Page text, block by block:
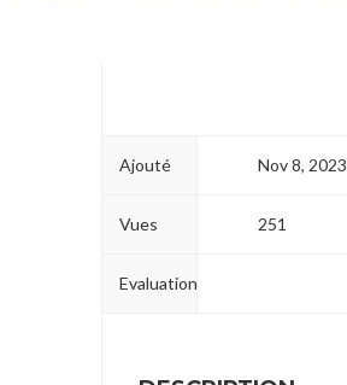
Ajouté Nov 8, 2023
Vues 251
Evaluation